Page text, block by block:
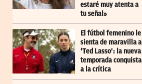
estaré muy atenta a
tu señal»
El fútbol femenino le
sienta de maravilla a
‘Ted Lasso’: la nueva
temporada conquista
a la crítica